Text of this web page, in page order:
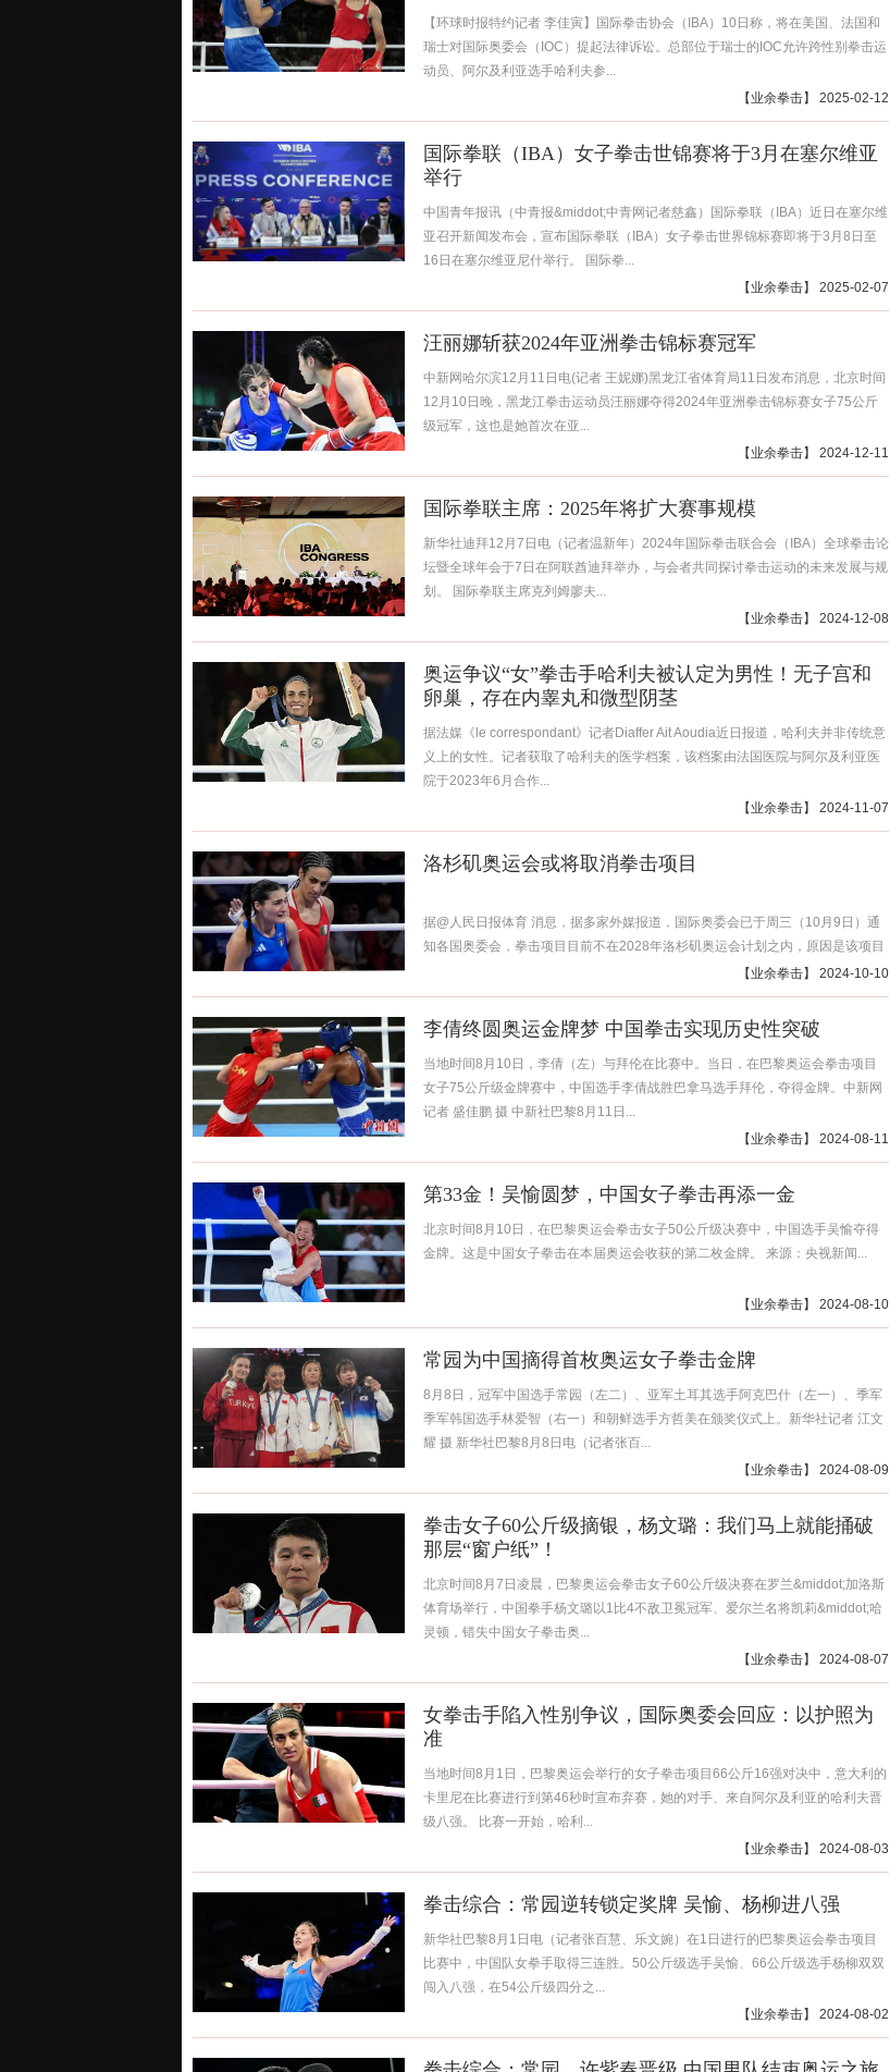
【环球时报特约记者 李佳寅】国际拳击协会（IBA）10日称，将在美国、法国和
瑞士对国际奥委会（IOC）提起法律诉讼。总部位于瑞士的IOC允许跨性别拳击运
动员、阿尔及利亚选手哈利夫参...
【业余拳击】 2025-02-12
国际拳联（IBA）女子拳击世锦赛将于3月在塞尔维亚
举行
中国青年报讯（中青报&middot;中青网记者慈鑫）国际拳联（IBA）近日在塞尔维
亚召开新闻发布会，宣布国际拳联（IBA）女子拳击世界锦标赛即将于3月8日至
16日在塞尔维亚尼什举行。 国际拳...
【业余拳击】 2025-02-07
汪丽娜斩获2024年亚洲拳击锦标赛冠军
中新网哈尔滨12月11日电(记者 王妮娜)黑龙江省体育局11日发布消息，北京时间
12月10日晚，黑龙江拳击运动员汪丽娜夺得2024年亚洲拳击锦标赛女子75公斤
级冠军，这也是她首次在亚...
【业余拳击】 2024-12-11
国际拳联主席：2025年将扩大赛事规模
新华社迪拜12月7日电（记者温新年）2024年国际拳击联合会（IBA）全球拳击论
坛暨全球年会于7日在阿联酋迪拜举办，与会者共同探讨拳击运动的未来发展与规
划。 国际拳联主席克列姆廖夫...
【业余拳击】 2024-12-08
奥运争议“女”拳击手哈利夫被认定为男性！无子宫和
卵巢，存在内睾丸和微型阴茎
据法媒《le correspondant》记者Diaffer Ait Aoudia近日报道，哈利夫并非传统意
义上的女性。记者获取了哈利夫的医学档案，该档案由法国医院与阿尔及利亚医
院于2023年6月合作...
【业余拳击】 2024-11-07
洛杉矶奥运会或将取消拳击项目
据@人民日报体育 消息，据多家外媒报道，国际奥委会已于周三（10月9日）通
知各国奥委会，拳击项目目前不在2028年洛杉矶奥运会计划之内，原因是该项目
【业余拳击】 2024-10-10
李倩终圆奥运金牌梦 中国拳击实现历史性突破
当地时间8月10日，李倩（左）与拜伦在比赛中。当日，在巴黎奥运会拳击项目
女子75公斤级金牌赛中，中国选手李倩战胜巴拿马选手拜伦，夺得金牌。中新网
记者 盛佳鹏 摄 中新社巴黎8月11日...
【业余拳击】 2024-08-11
第33金！吴愉圆梦，中国女子拳击再添一金
北京时间8月10日，在巴黎奥运会拳击女子50公斤级决赛中，中国选手吴愉夺得
金牌。这是中国女子拳击在本届奥运会收获的第二枚金牌。 来源：央视新闻...
【业余拳击】 2024-08-10
常园为中国摘得首枚奥运女子拳击金牌
8月8日，冠军中国选手常园（左二）、亚军土耳其选手阿克巴什（左一）、季军
季军韩国选手林爱智（右一）和朝鲜选手方哲美在颁奖仪式上。新华社记者 江文
耀 摄 新华社巴黎8月8日电（记者张百...
【业余拳击】 2024-08-09
拳击女子60公斤级摘银，杨文璐：我们马上就能捅破
那层“窗户纸”！
北京时间8月7日凌晨，巴黎奥运会拳击女子60公斤级决赛在罗兰&middot;加洛斯
体育场举行，中国拳手杨文璐以1比4不敌卫冕冠军、爱尔兰名将凯莉&middot;哈
灵顿，错失中国女子拳击奥...
【业余拳击】 2024-08-07
女拳击手陷入性别争议，国际奥委会回应：以护照为
准
当地时间8月1日，巴黎奥运会举行的女子拳击项目66公斤16强对决中，意大利的
卡里尼在比赛进行到第46秒时宣布弃赛，她的对手、来自阿尔及利亚的哈利夫晋
级八强。 比赛一开始，哈利...
【业余拳击】 2024-08-03
拳击综合：常园逆转锁定奖牌 吴愉、杨柳进八强
新华社巴黎8月1日电（记者张百慧、乐文婉）在1日进行的巴黎奥运会拳击项目
比赛中，中国队女拳手取得三连胜。50公斤级选手吴愉、66公斤级选手杨柳双双
闯入八强，在54公斤级四分之...
【业余拳击】 2024-08-02